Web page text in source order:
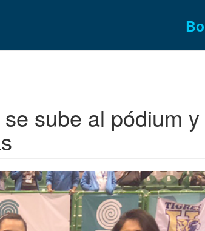
sube al pódium